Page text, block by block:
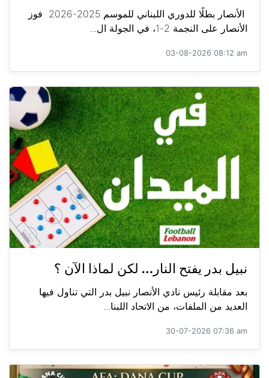
الأنصار بطلًا للدوري اللبناني للموسم 2025-2026 فوز
الأنصار على النجمة 2-1، في الجولة ال...
03-08-2026 08:12 am
نبيل بدر يفتح النار… لكن لماذا الآن ؟
بعد مقابلة رئيس نادي الأنصار نبيل بدر التي تناول فيها
العديد من الملفات، من الاتحاد اللبنا...
30-07-2026 07:36 am